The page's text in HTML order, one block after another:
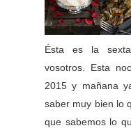
Ésta es la
vosotros. Esta
2015 y mañana
saber muy bien lo
que sabemos lo